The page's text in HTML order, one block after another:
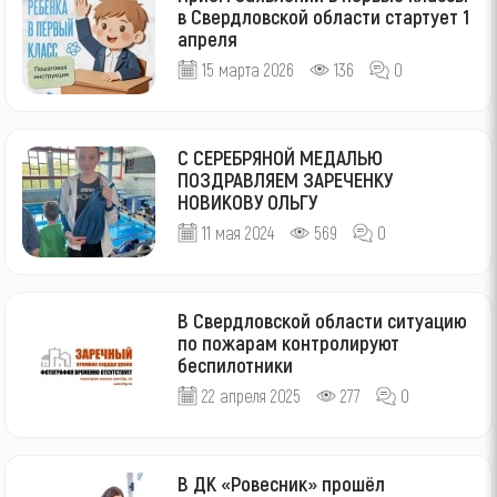
в Свердловской области стартует 1
апреля
15 марта 2026 136 0
С СЕРЕБРЯНОЙ МЕДАЛЬЮ
ПОЗДРАВЛЯЕМ ЗАРЕЧЕНКУ
НОВИКОВУ ОЛЬГУ
11 мая 2024 569 0
В Свердловской области ситуацию
по пожарам контролируют
беспилотники
22 апреля 2025 277 0
В ДК «Ровесник» прошёл